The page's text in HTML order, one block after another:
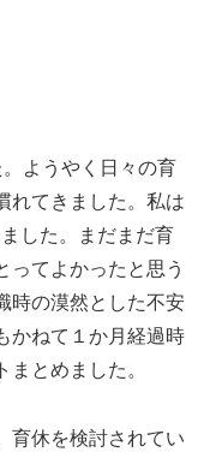
ようやく日々の育
れてきました。私は
した。まだまだ育
ってよかったと思う
時の漠然とした不安
かねて１か月経過時
とめました。
育休を検討されてい